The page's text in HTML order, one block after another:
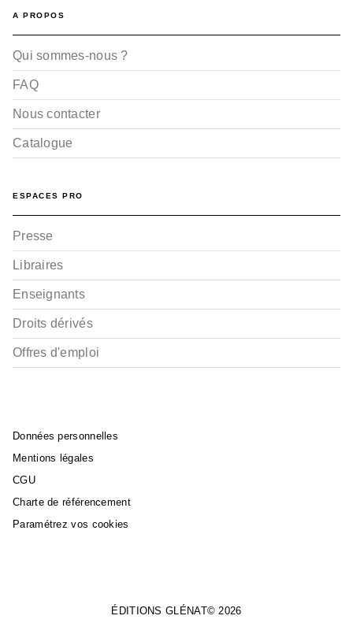
A PROPOS
Qui sommes-nous ?
FAQ
Nous contacter
Catalogue
ESPACES PRO
Presse
Libraires
Enseignants
Droits dérivés
Offres d'emploi
Données personnelles
Mentions légales
CGU
Charte de référencement
Paramétrez vos cookies
ÉDITIONS GLÉNAT© 2026